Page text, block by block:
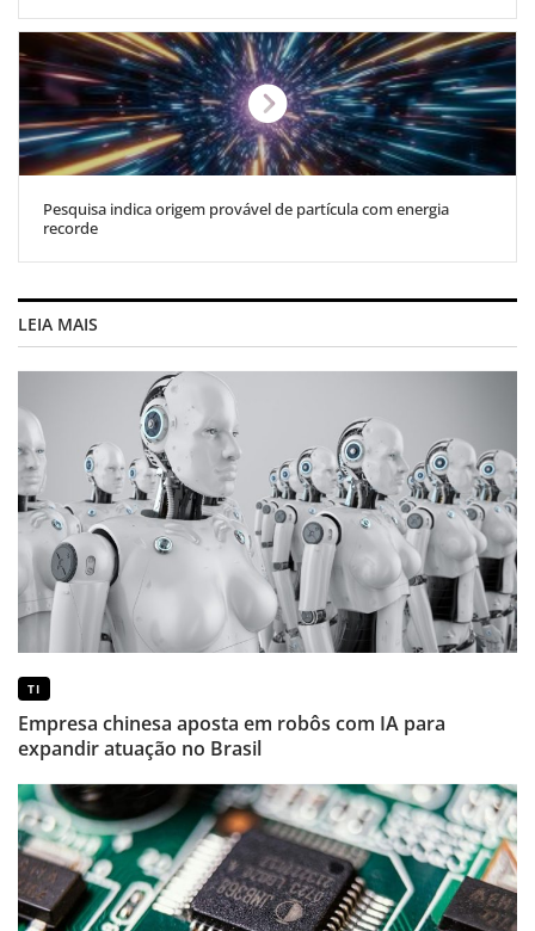
Pesquisa indica origem provável de partícula com energia
recorde
LEIA MAIS
TI
Empresa chinesa aposta em robôs com IA para
expandir atuação no Brasil